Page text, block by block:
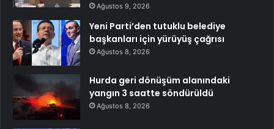
Ağustos 9, 2026
Yeni Parti’den tutuklu belediye
başkanları için yürüyüş çağrısı
Ağustos 8, 2026
Hurda geri dönüşüm alanındaki
yangın 3 saatte söndürüldü
Ağustos 8, 2026